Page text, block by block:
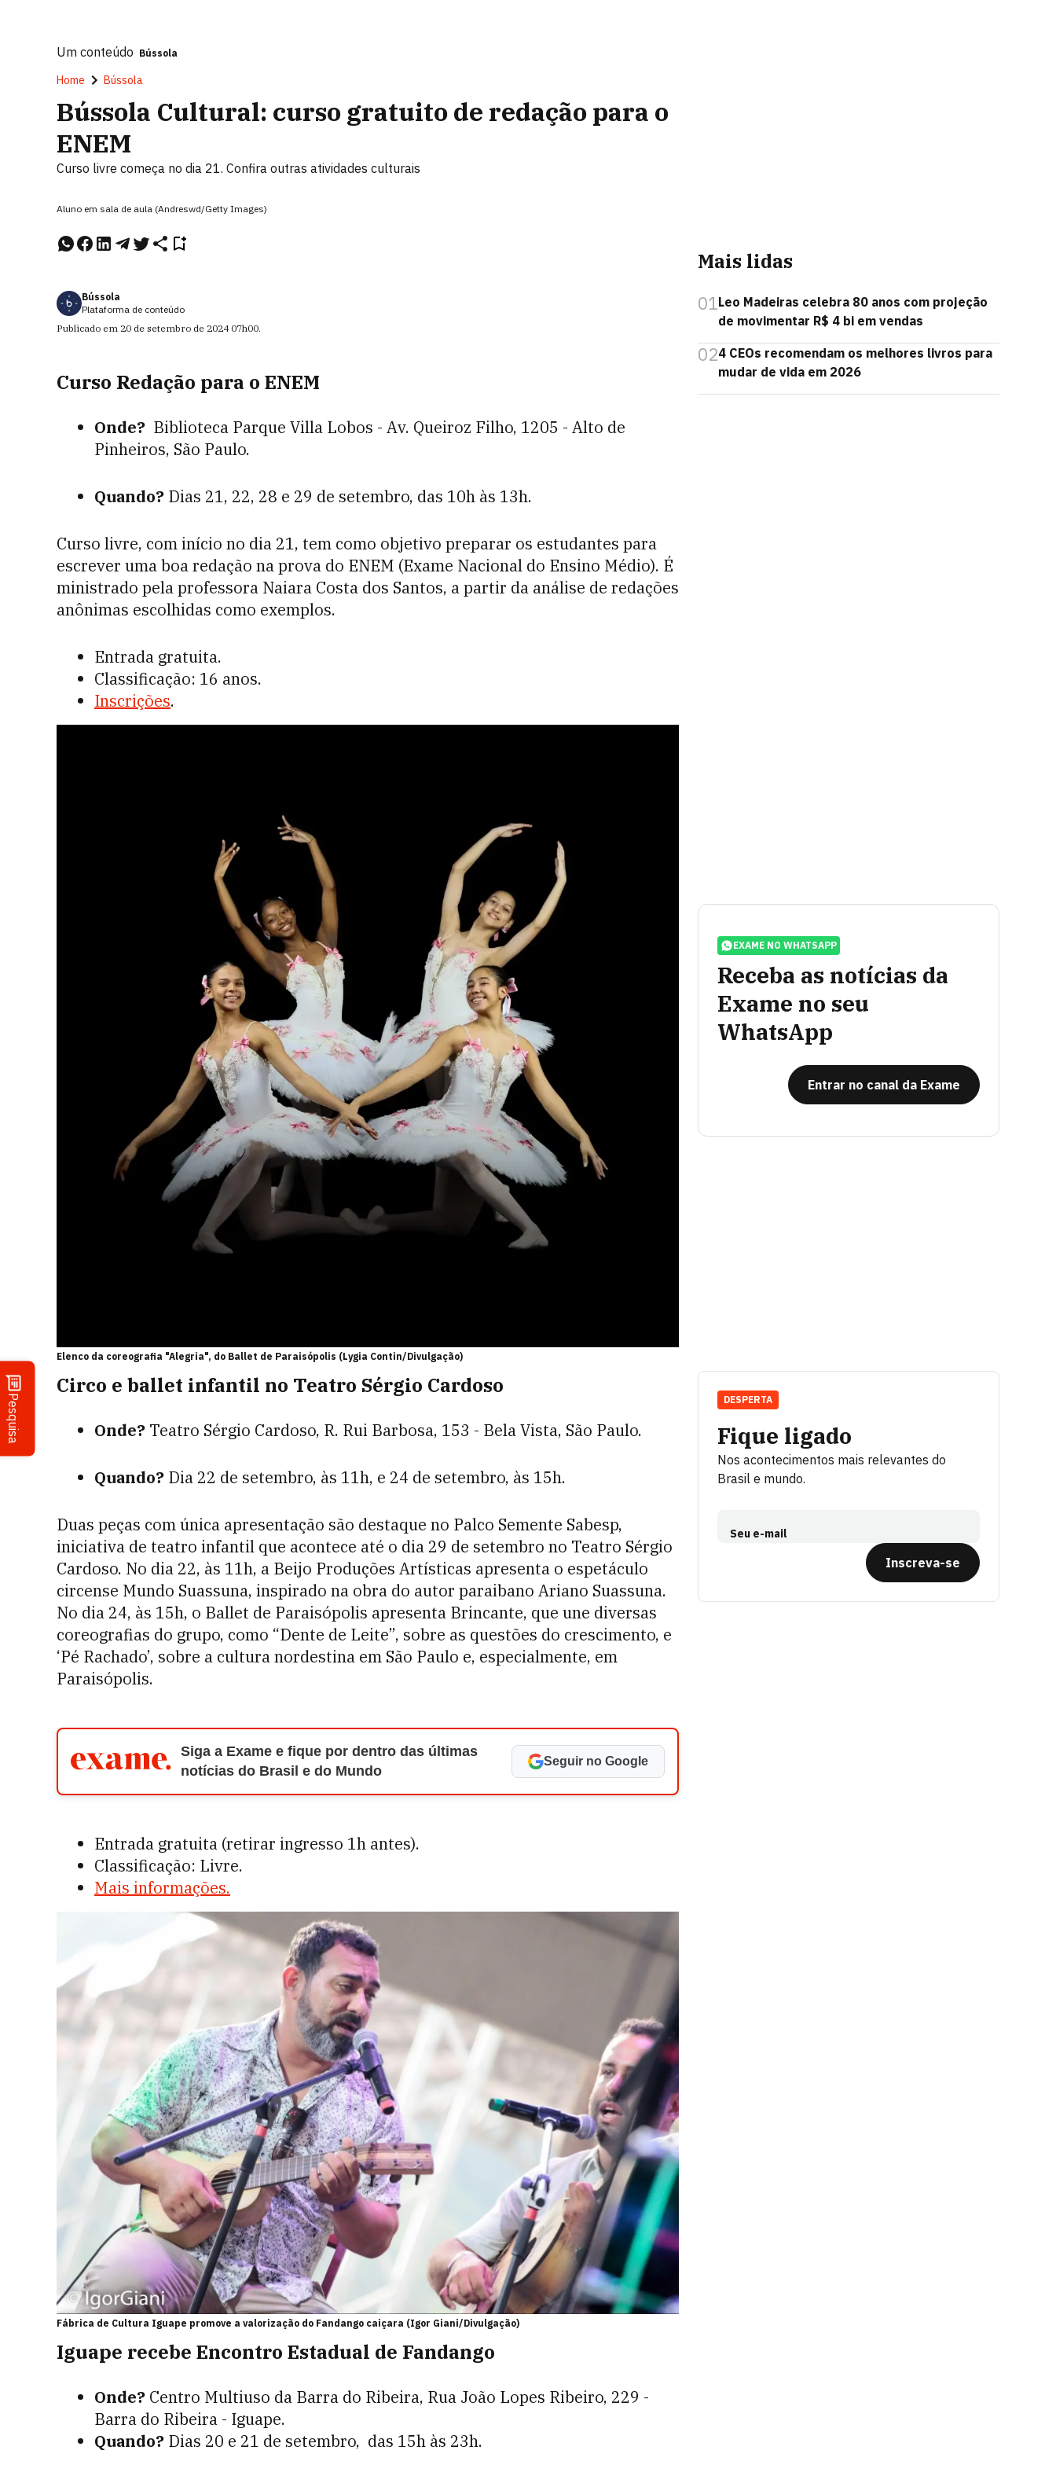
Pesquisa
Um conteúdo Bússola
Home Bússola
Bússola Cultural: curso gratuito de redação para o
ENEM
Curso livre começa no dia 21. Confira outras atividades culturais
Aluno em sala de aula (Andreswd/Getty Images)
Bússola
Plataforma de conteúdo
Publicado em 20 de setembro de 2024 07h00.
Curso Redação para o ENEM
Onde? Biblioteca Parque Villa Lobos - Av. Queiroz Filho, 1205 - Alto de
Pinheiros, São Paulo.
Quando? Dias 21, 22, 28 e 29 de setembro, das 10h às 13h.
Curso livre, com início no dia 21, tem como objetivo preparar os estudantes para
escrever uma boa redação na prova do ENEM (Exame Nacional do Ensino Médio). É
ministrado pela professora Naiara Costa dos Santos, a partir da análise de redações
anônimas escolhidas como exemplos.
Entrada gratuita.
Classificação: 16 anos.
Inscrições.
Elenco da coreografia "Alegria", do Ballet de Paraisópolis (Lygia Contin/Divulgação)
Circo e ballet infantil no Teatro Sérgio Cardoso
Onde? Teatro Sérgio Cardoso, R. Rui Barbosa, 153 - Bela Vista, São Paulo.
Quando? Dia 22 de setembro, às 11h, e 24 de setembro, às 15h.
Duas peças com única apresentação são destaque no Palco Semente Sabesp,
iniciativa de teatro infantil que acontece até o dia 29 de setembro no Teatro Sérgio
Cardoso. No dia 22, às 11h, a Beijo Produções Artísticas apresenta o espetáculo
circense Mundo Suassuna, inspirado na obra do autor paraibano Ariano Suassuna.
No dia 24, às 15h, o Ballet de Paraisópolis apresenta Brincante, que une diversas
coreografias do grupo, como “Dente de Leite”, sobre as questões do crescimento, e
‘Pé Rachado’, sobre a cultura nordestina em São Paulo e, especialmente, em
Paraisópolis.
Siga a Exame e fique por dentro das últimas
notícias do Brasil e do Mundo
Seguir no Google
Entrada gratuita (retirar ingresso 1h antes).
Classificação: Livre.
Mais informações.
Fábrica de Cultura Iguape promove a valorização do Fandango caiçara (Igor Giani/Divulgação)
Iguape recebe Encontro Estadual de Fandango
Onde? Centro Multiuso da Barra do Ribeira, Rua João Lopes Ribeiro, 229 -
Barra do Ribeira - Iguape.
Quando? Dias 20 e 21 de setembro, das 15h às 23h.
Mais lidas
01Leo Madeiras celebra 80 anos com projeção
de movimentar R$ 4 bi em vendas
024 CEOs recomendam os melhores livros para
mudar de vida em 2026
EXAME NO WHATSAPP
Receba as notícias da
Exame no seu
WhatsApp
Entrar no canal da Exame
Fique ligado
Nos acontecimentos mais relevantes do
Brasil e mundo.
Seu e-mail
Inscreva-se
DESPERTA